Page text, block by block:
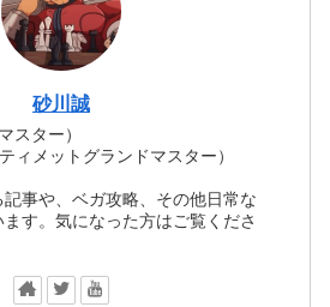
砂川誠
スター）
ィメットグランドマスター）
事や、ベガ攻略、その他日常な
す。気になった方はご覧くださ